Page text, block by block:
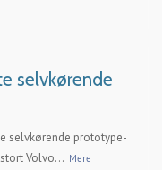
selvkørende
selvkørende prototype-
Volvo... Mere